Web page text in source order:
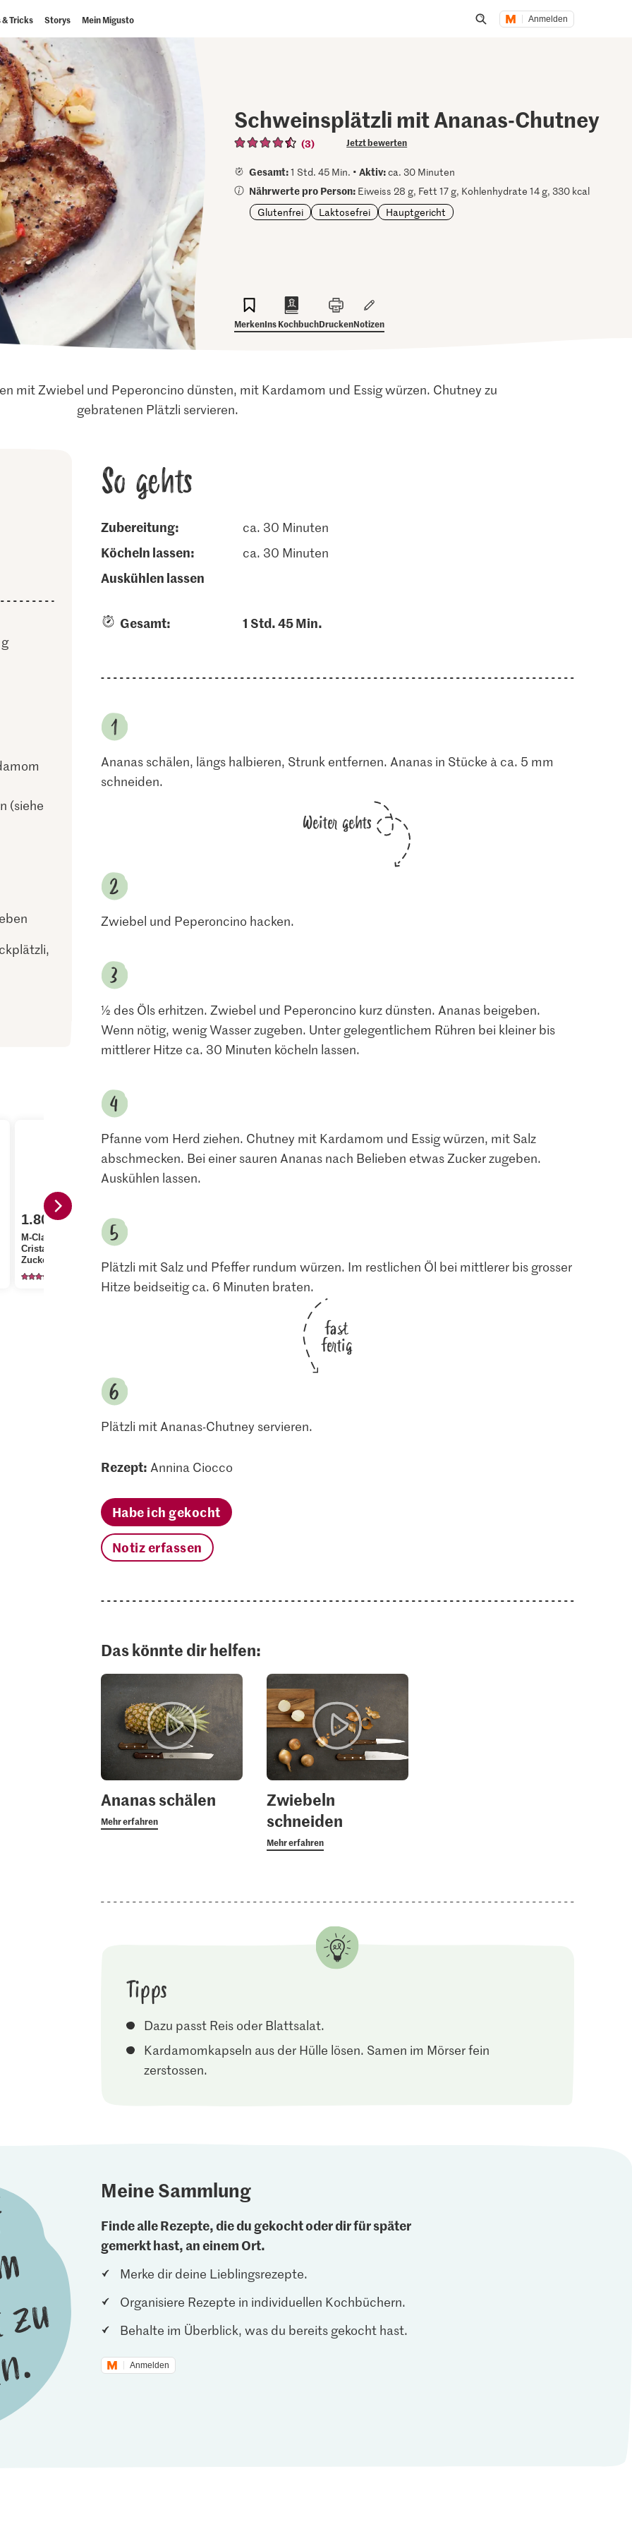
Tricks Storys Mein Migusto Anmelden
Schweinsplätzli mit Ananas-Chutney
(3) Jetzt bewerten
Gesamt:1 Std. 45 Min. •Aktiv:ca. 30 Minuten
Nährwerte pro Person: Eiweiss 28 g, Fett 17 g, Kohlenhydrate 14 g, 330 kcal
Glutenfrei
Laktosefrei Hauptgericht
MerkenIns KochbuchDruckenNotizen
mit Zwiebel und Peperoncino dünsten, mit Kardamom und Essig würzen. Chutney zu
gebratenen Plätzli servieren.
(siehe
1.80
M-Classic IP-SUISSE
Cristal Feinkristall-
Zucker
Crownless
227
fluoridiert
1235
Nachfüllbeutel
137
Migros Peperoncini rot
435
So gehts
Zubereitung: ca. 30 Minuten
köcheln lassen: ca. 30 Minuten
auskühlen lassen
Gesamt: 1 Std. 45 Min.
Ananas schälen, längs halbieren, Strunk entfernen. Ananas in Stücke à ca. 5 mm
schneiden.
Weiter gehts
Zwiebel und Peperoncino hacken.
½ des Öls erhitzen. Zwiebel und Peperoncino kurz dünsten. Ananas beigeben.
Wenn nötig, wenig Wasser zugeben. Unter gelegentlichem Rühren bei kleiner bis
mittlerer Hitze ca. 30 Minuten köcheln lassen.
Pfanne vom Herd ziehen. Chutney mit Kardamom und Essig würzen, mit Salz
abschmecken. Bei einer sauren Ananas nach Belieben etwas Zucker zugeben.
Auskühlen lassen.
Plätzli mit Salz und Pfeffer rundum würzen. Im restlichen Öl bei mittlerer bis grosser
Hitze beidseitig ca. 6 Minuten braten.
fast
fertig
Plätzli mit Ananas-Chutney servieren.
Rezept: Annina Ciocco
Habe ich gekocht
Notiz erfassen
Das könnte dir helfen:
Ananas schälen
Mehr erfahren
Zwiebeln
schneiden
Mehr erfahren
Tipps
Dazu passt Reis oder Blattsalat.
Kardamomkapseln aus der Hülle lösen. Samen im Mörser fein
zerstossen.
Meine Sammlung
Finde alle Rezepte, die du gekocht oder dir für später
gemerkt hast, an einem Ort.
Merke dir deine Lieblingsrezepte.
Organisiere Rezepte in individuellen Kochbüchern.
Behalte im Überblick, was du bereits gekocht hast.
Anmelden